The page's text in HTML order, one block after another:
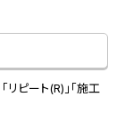
様）
ピート(R)」「施工